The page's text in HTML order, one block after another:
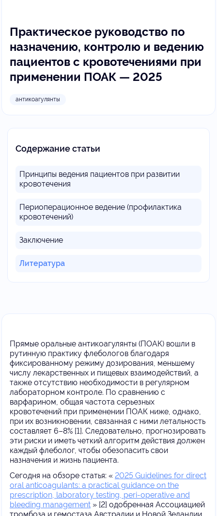
Практическое руководство по
назначению, контролю и ведению
пациентов с кровотечениями при
применении ПОАК — 2025
антикоагулянты
Прямые оральные антикоагулянты (ПОАК) вошли в
рутинную практику флебологов благодаря
фиксированному режиму дозирования, меньшему
числу лекарственных и пищевых взаимодействий, а
также отсутствию необходимости в регулярном
лабораторном контроле. По сравнению с
варфарином, общая частота серьезных
кровотечений при применении ПОАК ниже, однако,
при их возникновении, связанная с ними летальность
составляет 6–8% [1]. Следовательно, прогнозировать
эти риски и иметь четкий алгоритм действия должен
каждый флеболог, чтобы обезопасить свои
назначения и жизнь пациента.
Сегодня на обзоре статья: « 2025 Guidelines for direct
oral anticoagulants: a practical guidance on the
prescription, laboratory testing, peri-operative and
bleeding management » [2] одобренная Ассоциацией
Содержание статьи
Принципы ведения пациентов при развитии
кровотечения
Периоперационное ведение (профилактика
кровотечений)
Заключение
Литература